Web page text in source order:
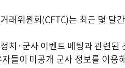
래위원회(CFTC)는 최근 몇 달
치·군사 이벤트 베팅과 관련된
들이 미공개 군사 정보를 이용